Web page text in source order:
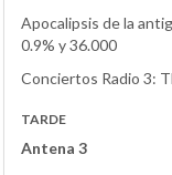
Apocalipsis de la
0.9% y 36.000
Conciertos Radio 3:
TARDE
Antena 3